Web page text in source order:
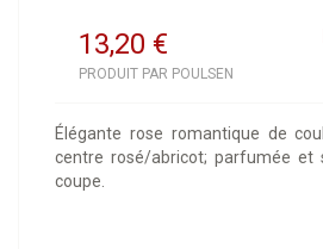
13,20 €
PRODUIT PAR POULSEN
Élégante rose romantique de
centre rosé/abricot; parfumée et
coupe.